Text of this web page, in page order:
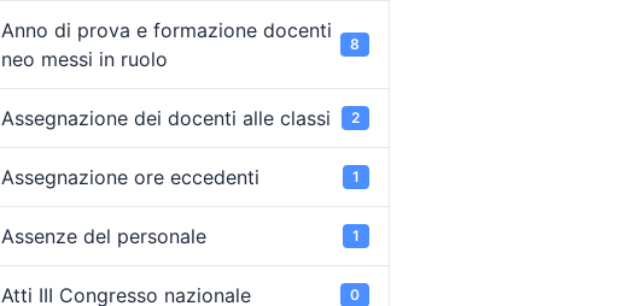
Anno di prova e formazione docenti
neo messi in ruolo
8
Assegnazione dei docenti alle classi 2
Assegnazione ore eccedenti 1
Assenze del personale 1
Atti III Congresso nazionale 0